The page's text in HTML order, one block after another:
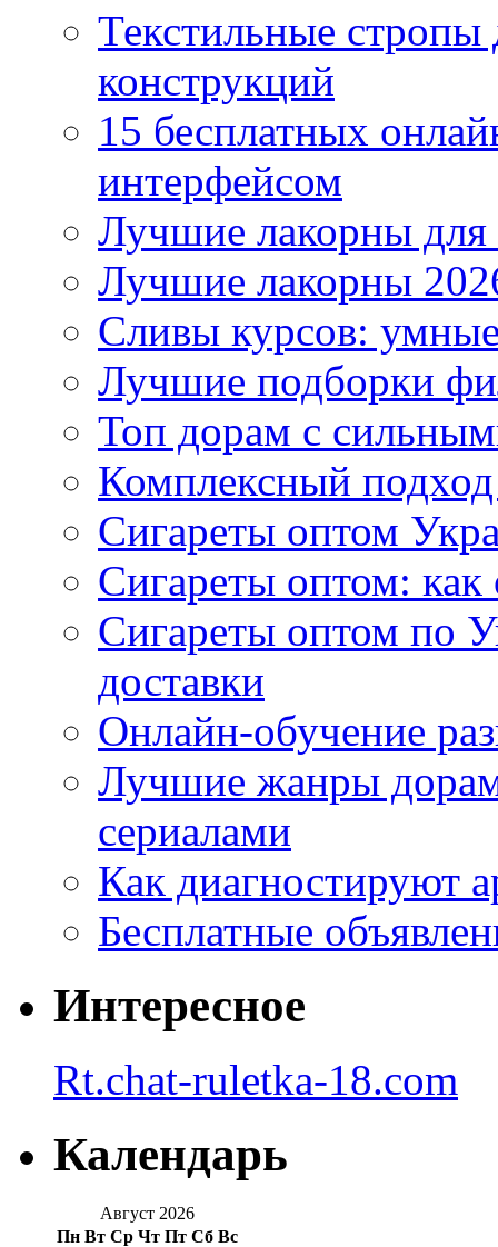
Текстильные
конструкций
15 бесплатных
интерфейсом
Лучшие лакорны для
Лучшие лакорны
Сливы курсов:
Лучшие подборки
Топ дорам с
Комплексный
Сигареты оптом
Сигареты оптом: как
Сигареты оптом по
доставки
Онлайн-обучение
Лучшие жанры дорам
сериалами
Как диагностируют
Бесплатные
Интересное
Rt.chat-ruletka-18.com
Календарь
Август 2026
Пн Вт Ср Чт Пт Сб Вс